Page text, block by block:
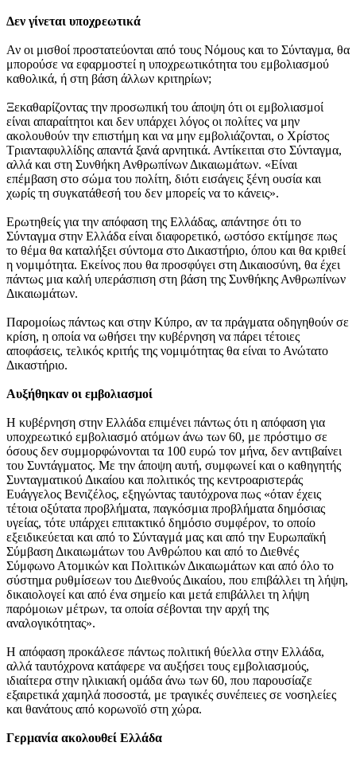
Δεν γίνεται υποχρεωτικά
Αν οι μισθοί προστατεύονται από τους Νόμους και το Σύνταγμα, θα
μπορούσε να εφαρμοστεί η υποχρεωτικότητα του εμβολιασμού
καθολικά, ή στη βάση άλλων κριτηρίων;
Ξεκαθαρίζοντας την προσωπική του άποψη ότι οι εμβολιασμοί
είναι απαραίτητοι και δεν υπάρχει λόγος οι πολίτες να μην
ακολουθούν την επιστήμη και να μην εμβολιάζονται, ο Χρίστος
Τριανταφυλλίδης απαντά ξανά αρνητικά. Αντίκειται στο Σύνταγμα,
αλλά και στη Συνθήκη Ανθρωπίνων Δικαιωμάτων. «Είναι
επέμβαση στο σώμα του πολίτη, διότι εισάγεις ξένη ουσία και
χωρίς τη συγκατάθεσή του δεν μπορείς να το κάνεις».
Ερωτηθείς για την απόφαση της Ελλάδας, απάντησε ότι το
Σύνταγμα στην Ελλάδα είναι διαφορετικό, ωστόσο εκτίμησε πως
το θέμα θα καταλήξει σύντομα στο Δικαστήριο, όπου και θα κριθεί
η νομιμότητα. Εκείνος που θα προσφύγει στη Δικαιοσύνη, θα έχει
πάντως μια καλή υπεράσπιση στη βάση της Συνθήκης Ανθρωπίνων
Δικαιωμάτων.
Παρομοίως πάντως και στην Κύπρο, αν τα πράγματα οδηγηθούν σε
κρίση, η οποία να ωθήσει την κυβέρνηση να πάρει τέτοιες
αποφάσεις, τελικός κριτής της νομιμότητας θα είναι το Ανώτατο
Δικαστήριο.
Αυξήθηκαν οι εμβολιασμοί
Η κυβέρνηση στην Ελλάδα επιμένει πάντως ότι η απόφαση για
υποχρεωτικό εμβολιασμό ατόμων άνω των 60, με πρόστιμο σε
όσους δεν συμμορφώνονται τα 100 ευρώ τον μήνα, δεν αντιβαίνει
του Συντάγματος. Με την άποψη αυτή, συμφωνεί και ο καθηγητής
Συνταγματικού Δικαίου και πολιτικός της κεντροαριστεράς
Ευάγγελος Βενιζέλος, εξηγώντας ταυτόχρονα πως «όταν έχεις
τέτοια οξύτατα προβλήματα, παγκόσμια προβλήματα δημόσιας
υγείας, τότε υπάρχει επιτακτικό δημόσιο συμφέρον, το οποίο
εξειδικεύεται και από το Σύνταγμά μας και από την Ευρωπαϊκή
Σύμβαση Δικαιωμάτων του Ανθρώπου και από το Διεθνές
Σύμφωνο Ατομικών και Πολιτικών Δικαιωμάτων και από όλο το
σύστημα ρυθμίσεων του Διεθνούς Δικαίου, που επιβάλλει τη λήψη,
δικαιολογεί και από ένα σημείο και μετά επιβάλλει τη λήψη
παρόμοιων μέτρων, τα οποία σέβονται την αρχή της
αναλογικότητας».
Η απόφαση προκάλεσε πάντως πολιτική θύελλα στην Ελλάδα,
αλλά ταυτόχρονα κατάφερε να αυξήσει τους εμβολιασμούς,
ιδιαίτερα στην ηλικιακή ομάδα άνω των 60, που παρουσίαζε
εξαιρετικά χαμηλά ποσοστά, με τραγικές συνέπειες σε νοσηλείες
και θανάτους από κορωνοϊό στη χώρα.
Γερμανία ακολουθεί Ελλάδα